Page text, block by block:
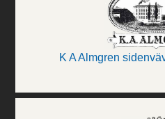
K A Almgren